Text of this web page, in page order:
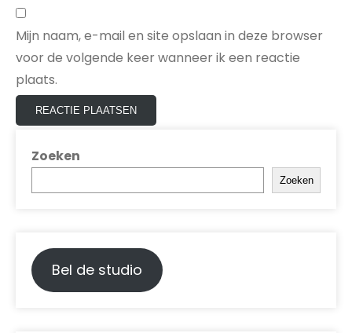
Mijn naam, e-mail en site opslaan in deze browser
voor de volgende keer wanneer ik een reactie
plaats.
Zoeken
Zoeken
Bel de studio